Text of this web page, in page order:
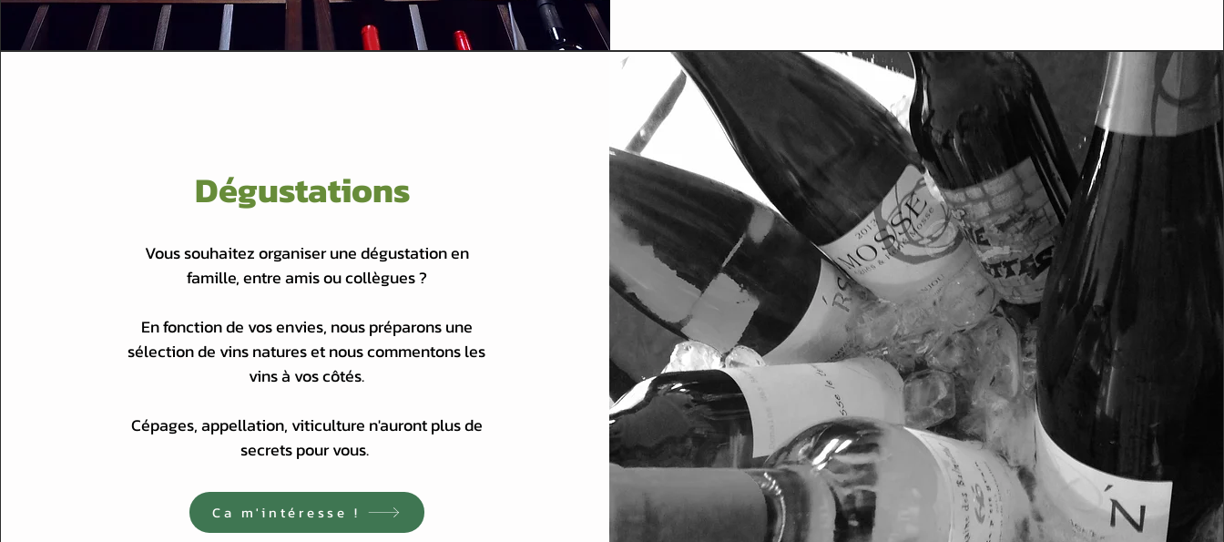
Dégustations
Vous souhaitez organiser une dégustation en
famille, entre amis ou collègues ?
En fonction de vos envies, nous préparons une
sélection de vins natures et nous commentons les
vins à vos côtés.
Cépages, appellation, viticulture n'auront plus de
secrets pour vous.
Ca m'intéresse !